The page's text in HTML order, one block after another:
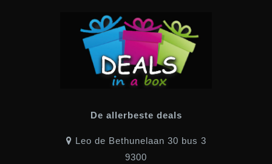
De allerbeste deals
Leo de Bethunelaan 30 bus 3
9300